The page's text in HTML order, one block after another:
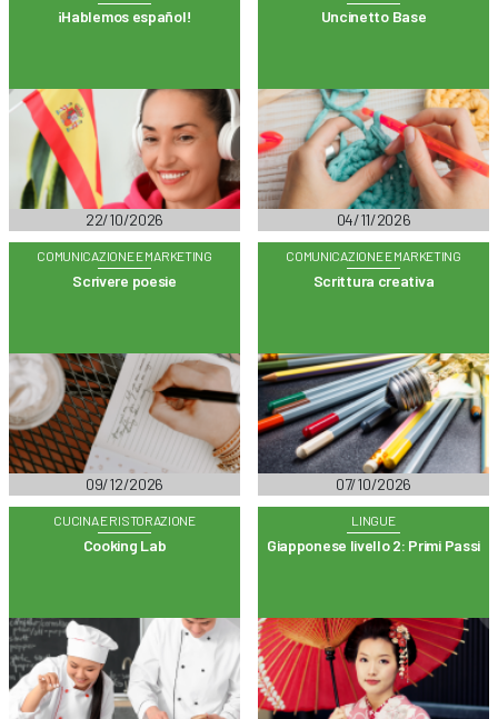
¡Hablemos español!
22/10/2026
Uncinetto Base
04/11/2026
COMUNICAZIONE E MARKETING
Scrivere poesie
09/12/2026
COMUNICAZIONE E MARKETING
Scrittura creativa
07/10/2026
CUCINA E RISTORAZIONE
Cooking Lab
LINGUE
Giapponese livello 2: Primi Passi